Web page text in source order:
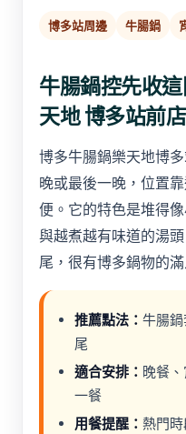
博多站周邊 牛腸鍋
牛腸鍋控先收
天地 博多站前店
博多牛腸鍋樂天地博
晚或最後一晚，位置
便。它的特色是堆得
與越煮越有味道的湯
尾，很有博多鍋物的滿
推薦點法： 牛腸
尾
適合安排： 晚餐
一餐
用餐提醒： 熱門